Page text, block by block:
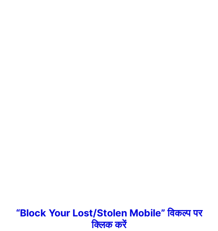
“Block Your Lost/Stolen Mobile” विकल्प पर
क्लिक करें